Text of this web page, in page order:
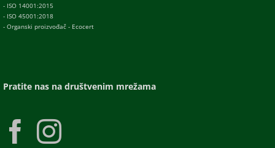
- ISO 14001:2015
- ISO 45001:2018
- Organski proizvođač - Ecocert
Pratite nas na društvenim mrežama